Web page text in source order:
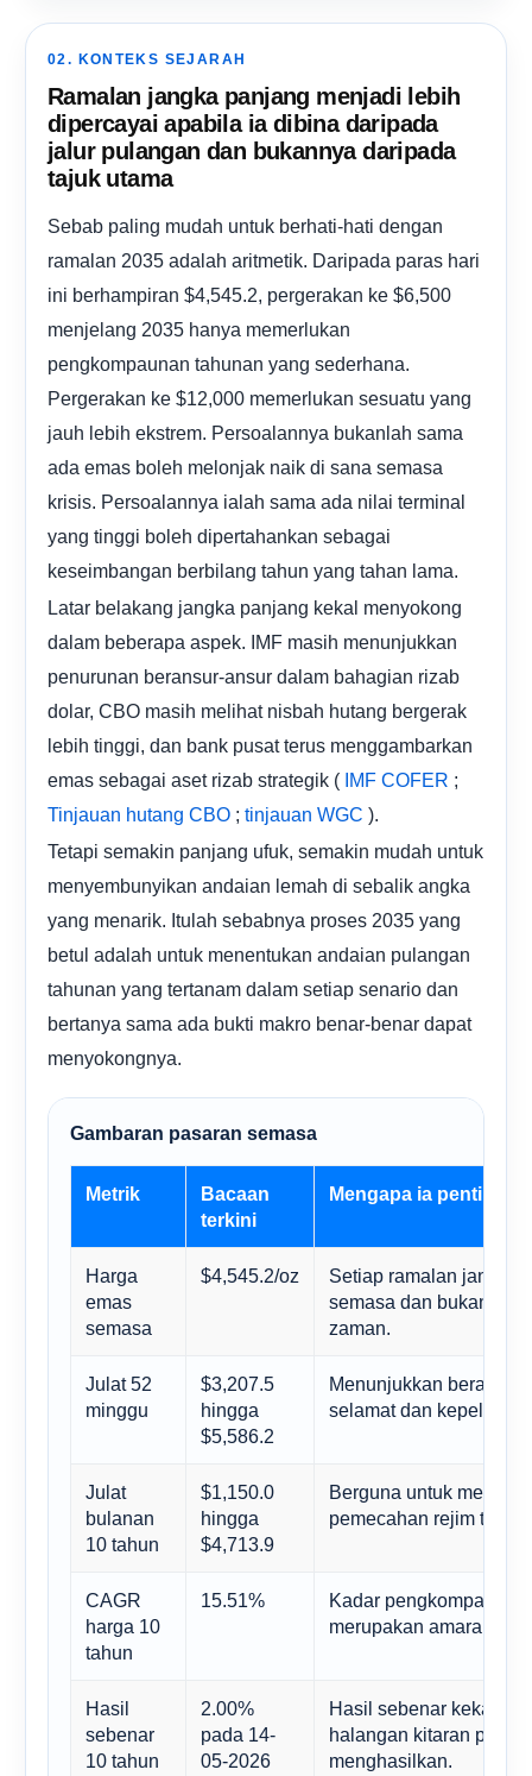
02. KONTEKS SEJARAH
Ramalan jangka panjang menjadi lebih
dipercayai apabila ia dibina daripada
jalur pulangan dan bukannya daripada
tajuk utama
Sebab paling mudah untuk berhati-hati dengan
ramalan 2035 adalah aritmetik. Daripada paras hari
ini berhampiran $4,545.2, pergerakan ke $6,500
menjelang 2035 hanya memerlukan
pengkompaunan tahunan yang sederhana.
Pergerakan ke $12,000 memerlukan sesuatu yang
jauh lebih ekstrem. Persoalannya bukanlah sama
ada emas boleh melonjak naik di sana semasa
krisis. Persoalannya ialah sama ada nilai terminal
yang tinggi boleh dipertahankan sebagai
keseimbangan berbilang tahun yang tahan lama.
Latar belakang jangka panjang kekal menyokong
dalam beberapa aspek. IMF masih menunjukkan
penurunan beransur-ansur dalam bahagian rizab
dolar, CBO masih melihat nisbah hutang bergerak
lebih tinggi, dan bank pusat terus menggambarkan
emas sebagai aset rizab strategik ( IMF COFER ;
Tinjauan hutang CBO ; tinjauan WGC ).
Tetapi semakin panjang ufuk, semakin mudah untuk
menyembunyikan andaian lemah di sebalik angka
yang menarik. Itulah sebabnya proses 2035 yang
betul adalah untuk menentukan andaian pulangan
tahunan yang tertanam dalam setiap senario dan
bertanya sama ada bukti makro benar-benar dapat
menyokongnya.
Gambaran pasaran semasa
Metrik
Bacaan
terkini
Mengapa ia penting
Harga
emas
semasa
$4,545.2/oz
Setiap ramalan jangka
semasa dan bukannya
zaman.
Julat 52
minggu
$3,207.5
hingga
$5,586.2
Menunjukkan berapa
selamat dan
Julat
bulanan
10 tahun
$1,150.0
hingga
$4,713.9
Berguna untuk
pemecahan rejim tulen.
CAGR
harga 10
tahun
15.51%
Kadar
merupakan amaran
Hasil
sebenar
10 tahun
2.00%
pada 14-
05-2026
Hasil sebenar kekal
halangan kitaran
menghasilkan.